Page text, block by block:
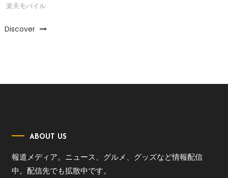
楽天モバイル
Discover
ABOUT US
報道メディア。ニュース、グルメ、グッズなど情報配信
中。配信先でも拡散中です。